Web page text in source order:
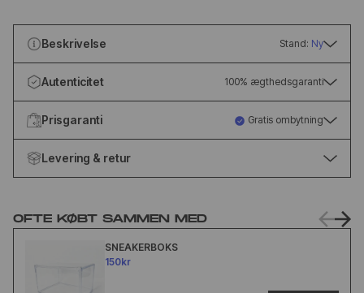
Beskrivelse Stand: Ny
Autenticitet 100% ægthedsgaranti
Prisgaranti Gratis ombytning
Levering & retur
OFTE KØBT SAMMEN MED
SNEAKERBOKS
150kr